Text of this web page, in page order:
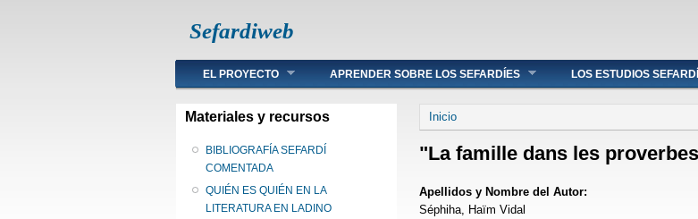
Sefardiweb
Main menu
EL PROYECTO APRENDER SOBRE LOS SEFARDÍES LOS ESTUDIOS
Materiales y recursos
BIBLIOGRAFÍA SEFARDÍ
COMENTADA
QUIÉN ES QUIÉN EN LA
LITERATURA EN LADINO
Se encuentra usted aquí
Inicio
"La famille dans les
Apellidos y Nombre del Autor:
Séphiha, Haïm Vidal